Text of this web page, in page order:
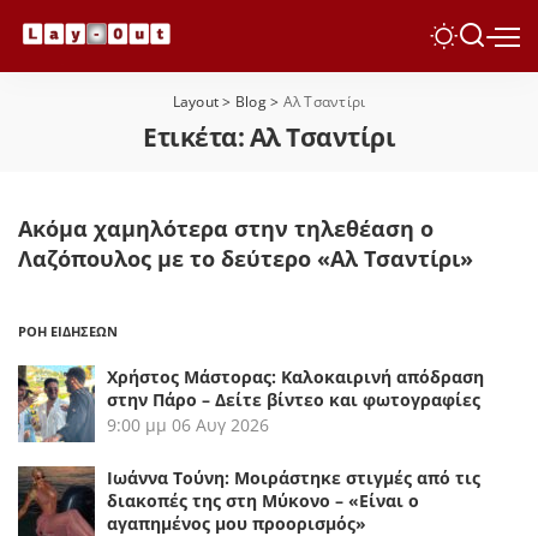
Layout> Blog> Αλ Τσαντίρι
Ετικέτα:Αλ Τσαντίρι
Ακόμα χαμηλότερα στην τηλεθέαση ο
Λαζόπουλος με το δεύτερο «Αλ Τσαντίρι»
ΡΟΗ ΕΙΔΗΣΕΩΝ
Χρήστος Μάστορας: Καλοκαιρινή απόδραση
στην Πάρο – Δείτε βίντεο και φωτογραφίες
9:00 μμ 06 Αυγ 2026
Ιωάννα Τούνη: Μοιράστηκε στιγμές από τις
διακοπές της στη Μύκονο – «Είναι ο
αγαπημένος μου προορισμός»